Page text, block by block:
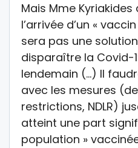
Mais Mme
l’arrivée d’un «
sera pas une
disparaître la Covid-
lendemain (…) Il
avec les mesures
restrictions, NDLR)
atteint une part
population »